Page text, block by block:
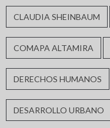
CLAUDIA SHEINBAUM
COMAPA ALTAMIRA
DERECHOS HUMANOS
DESARROLLO URBANO